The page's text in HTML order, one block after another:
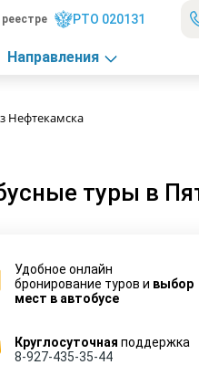
РТО 020131
Направления
Нефтекамска
туры в
Удобное онлайн
бронирование туров и выбор
мест в автобусе
Круглосуточная поддержка
8-927-435-35-44